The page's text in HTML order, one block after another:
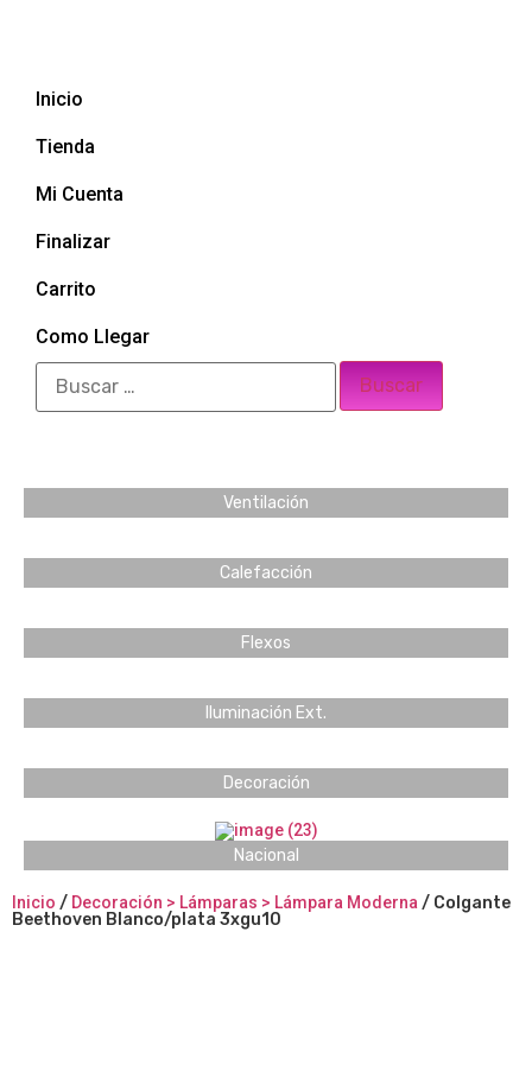
Inicio
Tienda
Mi Cuenta
Finalizar
Carrito
Como Llegar
Ventilación
Calefacción
Flexos
Iluminación Ext.
Decoración
Nacional
Inicio / Decoración > Lámparas > Lámpara Moderna/ Colgante
Beethoven Blanco/plata 3xgu10